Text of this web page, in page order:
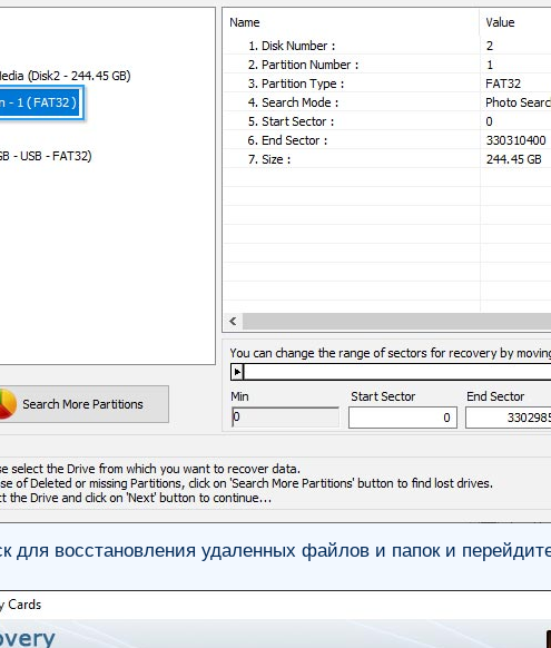
для восстановления удаленных файлов и папок и